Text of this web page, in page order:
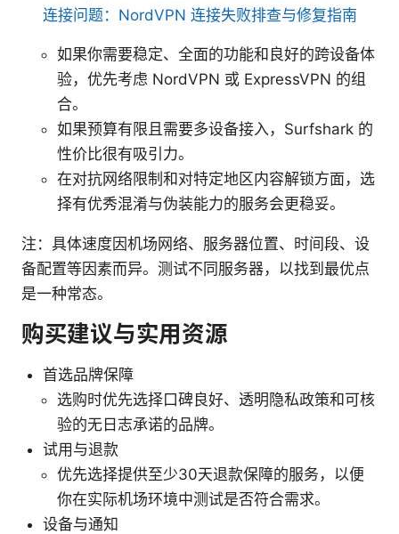
连接问题：NordVPN 连接失败排查与修复指南
如果你需要稳定、全面的功能和良好的跨设备体
验，优先考虑 NordVPN 或 ExpressVPN 的组
合。
如果预算有限且需要多设备接入，Surfshark 的
性价比很有吸引力。
在对抗网络限制和对特定地区内容解锁方面，选
择有优秀混淆与伪装能力的服务会更稳妥。
注：具体速度因机场网络、服务器位置、时间段、设
备配置等因素而异。测试不同服务器，以找到最优点
是一种常态。
购买建议与实用资源
首选品牌保障
选购时优先选择口碑良好、透明隐私政策和可核
验的无日志承诺的品牌。
试用与退款
优先选择提供至少30天退款保障的服务，以便
你在实际机场环境中测试是否符合需求。
设备与通知